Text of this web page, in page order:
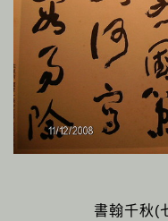
書翰千秋(